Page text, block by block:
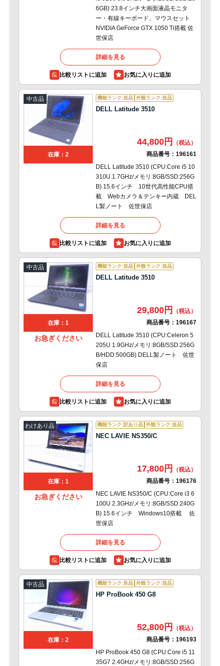
6GB) 23.8インチ大画面液晶モニタ
ー・有線キーボード、マウスセット
NVIDIA GeForce GTX 1050 Ti搭載 佐
世保店
詳細を見る
比較リストに追加
中古品
在庫：2
機能ランク:並品 外観ランク:並品
DELL Latitude 3510
44,800円
商品番号： 196161
DELL Latitude 3510 (CPU:Core i5 10
310U 1.7GHz/メモリ:8GB/SSD:256G
B) 15.6インチ 10世代高性能CPU搭
載 Webカメラ＆テンキー内蔵 DEL
L製ノート 佐世保店
詳細を見る
比較リストに追加
中古品
在庫：1
お急ぎください
機能ランク:並品 外観ランク:並品
DELL Latitude 3510
29,800円
商品番号： 196167
DELL Latitude 3510 (CPU:Celeron 5
205U 1.9GHz/メモリ:8GB/SSD:256G
B/HDD:500GB) DELL製ノート 佐世
保店
詳細を見る
比較リストに追加
わけあり品
在庫：1
お急ぎください
機能ランク:訳あり品 外観ランク:並品
NEC LAVIE NS350/C
17,800円
商品番号： 196176
NEC LAVIE NS350/C (CPU:Core i3 6
100U 2.3GHz/メモリ:8GB/SSD:240G
B) 15.6インチ Windows10搭載 佐
世保店
詳細を見る
比較リストに追加
中古品
在庫：2
機能ランク:良品 外観ランク:並品
HP ProBook 450 G8
52,800円
商品番号： 196193
HP ProBook 450 G8 (CPU:Core i5 11
35G7 2.4GHz/メモリ:8GB/SSD:256G